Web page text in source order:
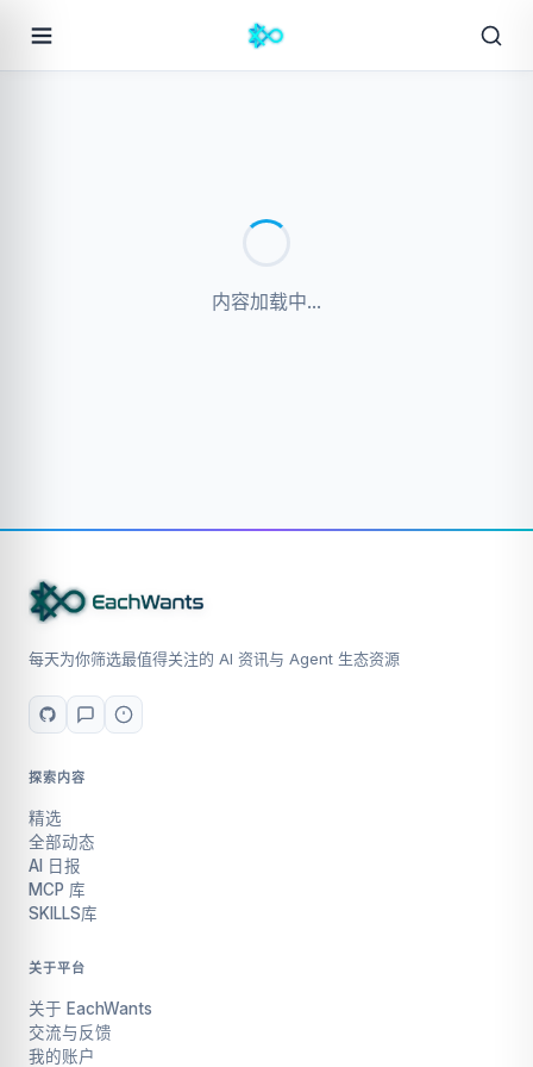
内容加载中...
每天为你筛选最值得关注的 AI 资讯与 Agent 生态资源
探索内容
精选
全部动态
AI 日报
MCP 库
SKILLS库
关于平台
关于 EachWants
交流与反馈
我的账户